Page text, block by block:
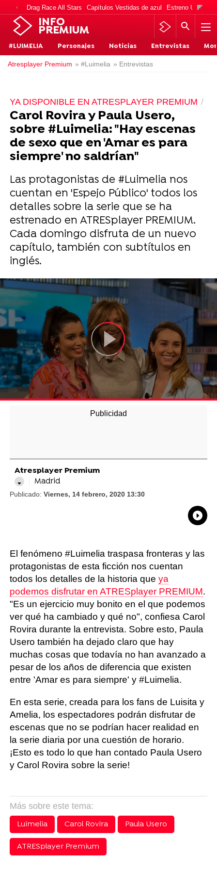
Drag Race All Stars Capítulos Vestidas de azul Estreno Una
INFO
PREMIUM
#LUIMELIA Personajes Noticias Entrevistas
Atresplayer Premium » #Luimelia » Entrevistas
YA DISPONIBLE EN ATRESPLAYER PREMIUM
Carol Rovira y Paula Usero,
sobre #Luimelia: "Hay escenas
de sexo que en 'Amar es para
siempre' no saldrían"
Las protagonistas de #Luimelia nos
cuentan en 'Espejo Público' todos los
detalles sobre la serie que se ha
estrenado en ATRESplayer PREMIUM.
Cada domingo disfruta de un nuevo
capítulo, también con subtítulos en
inglés.
Atresplayer Premium
Madrid
Publicado: Viernes, 14 febrero, 2020 13:30
El fenómeno #Luimelia traspasa fronteras y las
protagonistas de esta ficción nos cuentan
todos los detalles de la historia que ya
podemos disfrutar en ATRESplayer PREMIUM.
"Es un ejercicio muy bonito en el que podemos
ver qué ha cambiado y qué no", confiesa Carol
Rovira durante la entrevista. Sobre esto, Paula
Usero también ha dejado claro que hay
muchas cosas que todavía no han avanzado a
pesar de los años de diferencia que existen
entre 'Amar es para siempre' y #Luimelia.
En esta serie, creada para los fans de Luisita y
Amelia, los espectadores podrán disfrutar de
escenas que no se podrían hacer realidad en
la serie diaria por una cuestión de horario.
¡Esto es todo lo que han contado Paula Usero
y Carol Rovira sobre la serie!
Más sobre este tema:
Luimelia
Carol Rovira Paula Usero
ATRESplayer Premium